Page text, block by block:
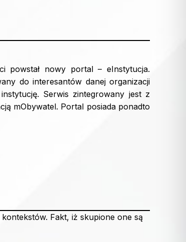
powstał nowy portal – eInstytucja.
do interesantów danej organizacji
Serwis zintegrowany jest z
mObywatel. Portal posiada ponadto
Fakt, iż skupione one są